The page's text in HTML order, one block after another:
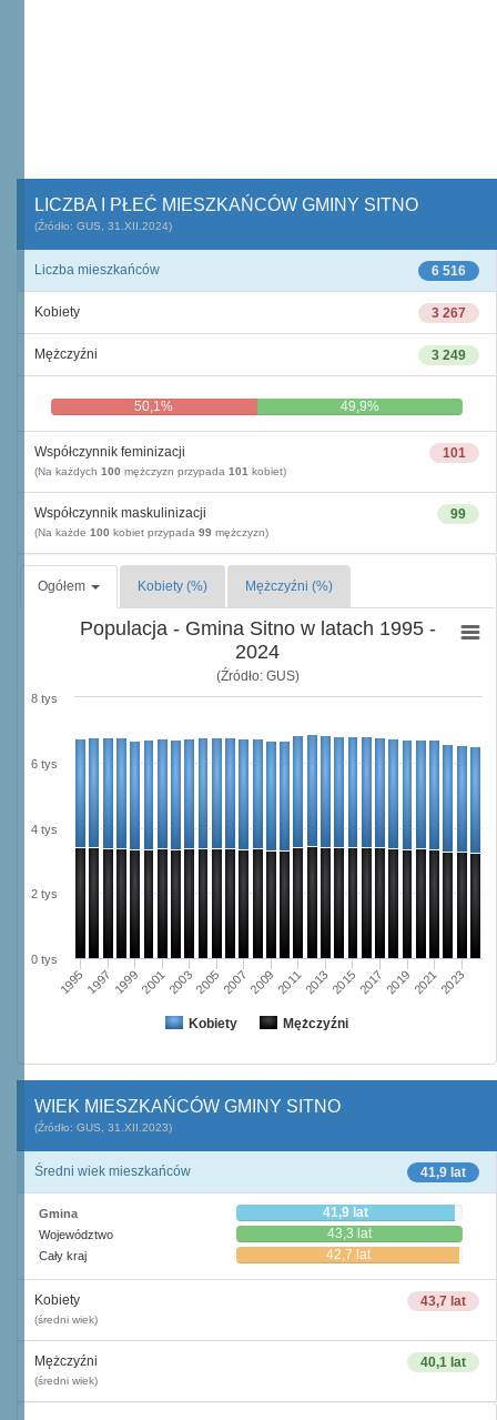
LICZBA I PŁEĆ MIESZKAŃCÓW GMINY SITNO
(Źródło: GUS, 31.XII.2024)
6 516
Liczba mieszkańców
3 267
Kobiety
3 249
Mężczyźni
50,1% 49,9%
101
Współczynnik feminizacji
(Na każdych 100 mężczyzn przypada 101 kobiet)
99
Współczynnik maskulinizacji
(Na każde 100 kobiet przypada 99 mężczyzn)
Ogółem Kobiety (%) Mężczyźni (%)
Populacja - Gmina Sitno w latach 1995 -
2024
(Źródło: GUS)
Kobiety Mężczyźni
19951997 1999200120032005200720092011201320152017 201920212023
0 tys
2 tys
4 tys
6 tys
8 tys
WIEK MIESZKAŃCÓW GMINY SITNO
(Źródło: GUS, 31.XII.2023)
41,9 lat
Średni wiek mieszkańców
Gmina 41,9 lat
Województwo 43,3 lat
Cały kraj 42,7 lat
43,7 lat
Kobiety
(średni wiek)
40,1 lat
Mężczyźni
(średni wiek)